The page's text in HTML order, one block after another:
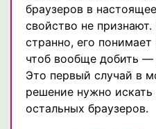
браузеров в
свойство не
странно, его
чтоб вообще добить —
Это первый случай в
решение нужно искать
остальных браузеров.